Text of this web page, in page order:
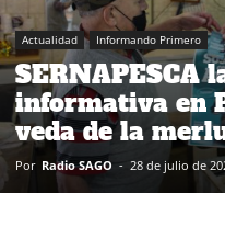
Actualidad Informando Primero
SERNAPESCA
informativa en
veda de la
Por Radio SAGO - 28 de julio de